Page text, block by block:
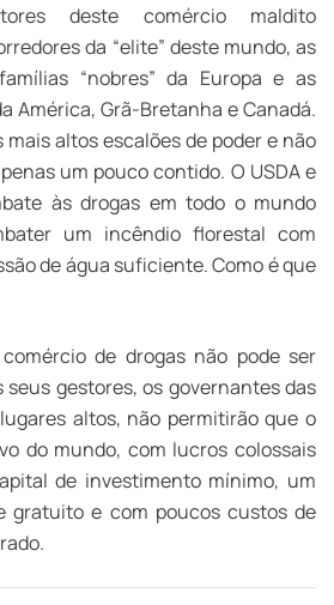
deste comércio maldito
da “elite” deste mundo, as
“nobres” da Europa e as
América, Grã-Bretanha e Canadá.
altos escalões de poder e não
um pouco contido. O USDA e
às drogas em todo o mundo
um incêndio florestal com
de água suficiente. Como é que
de drogas não pode ser
gestores, os governantes das
altos, não permitirão que o
do mundo, com lucros colossais
de investimento mínimo, um
gratuito e com poucos custos de